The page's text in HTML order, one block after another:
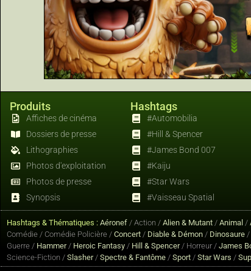
Produits
Affiches de cinéma
Dossiers de presse
Lithographies
Photos d'exploitation
Photos de presse
Synopsis
Hashtags
#Automobilia
#Hill & Spencer
#James Bond 007
#Kaiju
#Star Wars
#Vaisseau Spatial
Hashtags & Thématiques : Aéronef / Action / Alien & Mutant / Animal /
Comédie / Comédie Policière / Concert / Diable & Démon / Dinosaure /
Guerre / Hammer/ Heroic Fantasy / Hill & Spencer/ Horreur / James
Science-Fiction / Slasher/ Spectre & Fantôme / Sport / Star Wars /